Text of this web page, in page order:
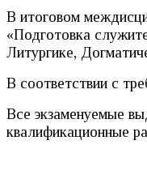
В итоговом
«Подготовка
Литургике,
В соответствии с
Все экзаменуемые
квалификационные